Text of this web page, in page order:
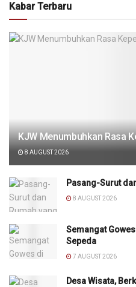
Kabar Terbaru
KJW Menumbuhkan Rasa
8 AUGUST 2026
Pasang-Surut
8 AUGUST 2026
Semangat
Sepeda
7 AUGUST 2026
Desa Wisata,